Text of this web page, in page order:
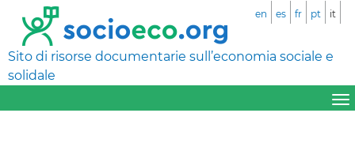
Sito di risorse documentarie sull’economia sociale e
solidale
en es fr pt it